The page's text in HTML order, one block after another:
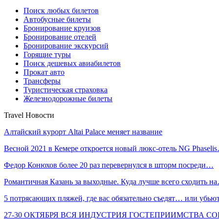
Поиск любых билетов
Автобусные билеты
Бронирование круизов
Бронирование отелей
Бронирование экскурсий
Горящие туры
Поиск дешевых авиабилетов
Прокат авто
Трансферы
Туристическая страховка
Железнодорожные билеты
Travel Новости
Алтайский курорт Altai Palace меняет название
Весной 2021 в Кемере откроется новый люкс-отель NG
Федор Конюхов более 20 раз перевернулся в шторм посреди…
Романтичная Казань за выходные. Куда лучше всего сходить
5 потрясающих пляжей, где вас обязательно съедят… или
27-30 ОКТЯБРЯ ВСЯ ИНДУСТРИЯ ГОСТЕПРИИМСТВА